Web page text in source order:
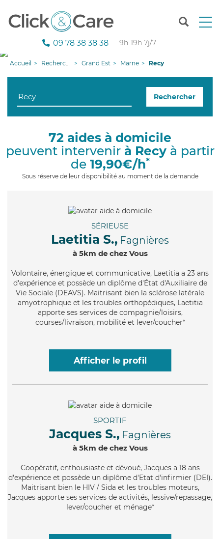
T
n
g
i
09 78 38 38 38 — 9h-19h 7j/7
Accueil Recherche aide à domicile Grand Est Marne Recy
Rechercher
72 aides à domicile
peuvent intervenir à Recyà partir
de 19,90€/h*
Sous réserve de leur disponibilité au moment de la demande
SÉRIEUSE
Laetitia S., Fagnières
à 5km de chez Vous
Volontaire, énergique et communicative, Laetitia a 23 ans
d'expérience et possède un diplôme d'État d'Auxiliaire de
Vie Sociale (DEAVS). Maitrisant bien la sclérose latérale
amyotrophique et les troubles orthopédiques, Laetitia
apporte ses services de compagnie/loisirs,
courses/livraison, mobilité et lever/coucher*
Afficher le profil
SPORTIF
Jacques S., Fagnières
à 5km de chez Vous
Coopératif, enthousiaste et dévoué, Jacques a 18 ans
d'expérience et possède un diplôme d'Etat d'infirmier (DEI).
Maitrisant bien le HIV / Sida et les troubles moteurs,
Jacques apporte ses services de activités, lessive/repassage,
lever/coucher et ménage*